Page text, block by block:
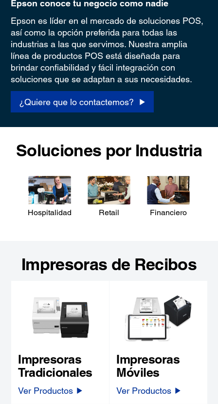
Epson conoce tu negocio como nadie
Epson es líder en el mercado de soluciones POS,
así como la opción preferida para todas las
industrias a las que servimos. Nuestra amplia
línea de productos POS está diseñada para
brindar confiabilidad y fácil integración con
soluciones que se adaptan a sus necesidades.
¿Quiere que lo contactemos?
Soluciones por Industria
Hospitalidad Retail Financiero
Impresoras de Recibos
Impresoras
Tradicionales
Ver Productos
Impresoras
Móviles
Ver Productos